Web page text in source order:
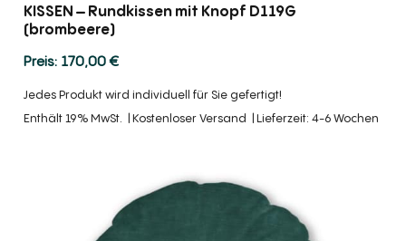
KISSEN – Rundkissen mit Knopf D119G
(brombeere)
170,00€
Jedes Produkt wird individuell für Sie gefertigt!
Enthält 19% MwSt.
Kostenloser Versand Lieferzeit: 4-6 Wochen